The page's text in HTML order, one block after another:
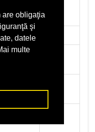
are obligaţia
şi
datele
multe